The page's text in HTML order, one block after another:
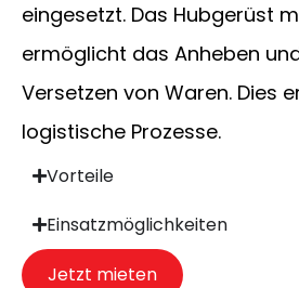
eingesetzt. Das Hubgerüst
ermöglicht das Anheben
Versetzen von Waren. Dies
logistische Prozesse.
Vorteile
Einsatzmöglichkeiten
Jetzt mieten